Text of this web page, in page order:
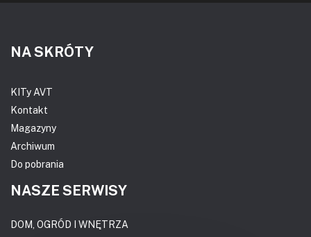
NA SKRÓTY
KITy AVT
Kontakt
Magazyny
Archiwum
Do pobrania
NASZE SERWISY
DOM, OGRÓD I WNĘTRZA